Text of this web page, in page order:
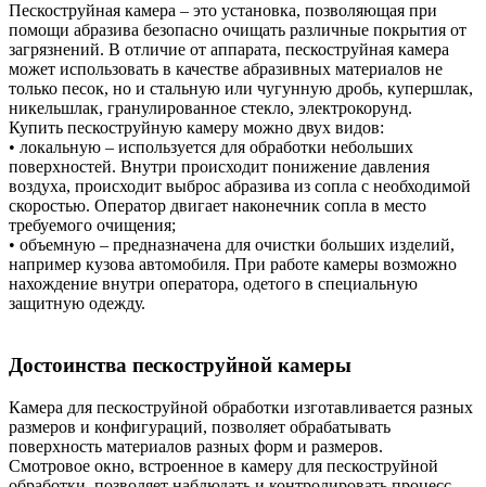
Пескоструйная камера – это установка, позволяющая при
помощи абразива безопасно очищать различные покрытия от
загрязнений. В отличие от аппарата, пескоструйная камера
может использовать в качестве абразивных материалов не
только песок, но и стальную или чугунную дробь, купершлак,
никельшлак, гранулированное стекло, электрокорунд.
Купить пескоструйную камеру можно двух видов:
• локальную – используется для обработки небольших
поверхностей. Внутри происходит понижение давления
воздуха, происходит выброс абразива из сопла с необходимой
скоростью. Оператор двигает наконечник сопла в место
требуемого очищения;
• объемную – предназначена для очистки больших изделий,
например кузова автомобиля. При работе камеры возможно
нахождение внутри оператора, одетого в специальную
защитную одежду.
Достоинства пескоструйной камеры
Камера для пескоструйной обработки изготавливается разных
размеров и конфигураций, позволяет обрабатывать
поверхность материалов разных форм и размеров.
Смотровое окно, встроенное в камеру для пескоструйной